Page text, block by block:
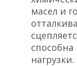
масел и